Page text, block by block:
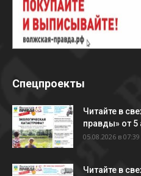
Спецпроекты
Читайте в
правды» от 5
05.08.2026 в 07:39
Читайте в